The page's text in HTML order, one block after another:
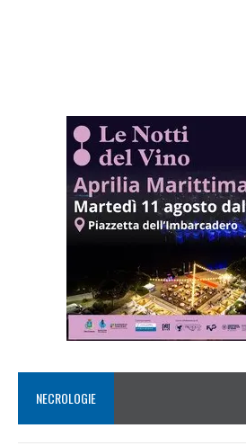
NECROLOGIE